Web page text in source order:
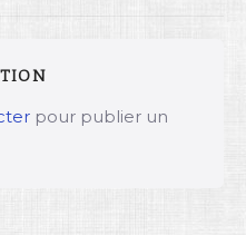
pour publier un